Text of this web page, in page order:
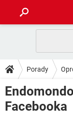
GRY
SPOTIFY
INSTAGRAM
PORADY
PlayStation
GRY
DO POBRANIA
ANDROID
FORUM
Porady
Facebooka